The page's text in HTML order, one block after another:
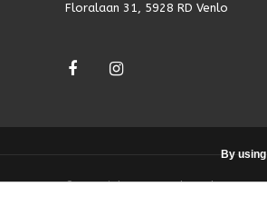
Floralaan 31, 5928 RD Venlo
© Copyright 2026 - Theme by
By